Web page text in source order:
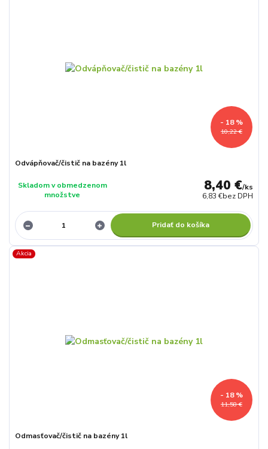
10,22 €
- 18 %
Odvápňovač/čistič na bazény 1l
8,40 €/ks
6,83 €bez DPH
Skladom v obmedzenom
množstve
Pridať do košíka
Akcia
11,58 €
- 18 %
Odmasťovač/čistič na bazény 1l